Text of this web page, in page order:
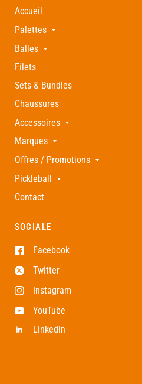
Accueil
Palettes
Balles
Filets
Sets & Bundles
Chaussures
Accessoires
Marques
Offres / Promotions
Pickleball
Contact
SOCIALE
Facebook
Twitter
Instagram
YouTube
Linkedin